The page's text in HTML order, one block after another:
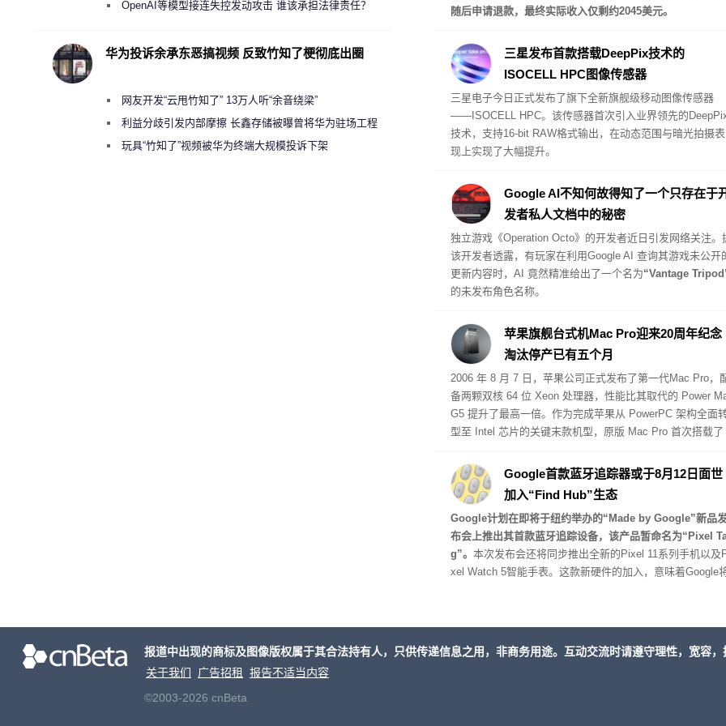
随后申请退款，最终实际收入仅剩约2045美元。
三星发布首款搭载DeepPix技术的
ISOCELL HPC图像传感器
三星电子今日正式发布了旗下全新旗舰级移动图像传感器
——ISOCELL HPC。该传感器首次引入业界领先的
技术，支持16-bit RAW格式输出，在动态范围与暗光拍摄表
现上实现了大幅提升。
Google AI不知何故得知了一个只存在于
发者私人文档中的秘密
独立游戏《Operation Octo》的开发者近日引发网络关注。
该开发者透露，有玩家在利用Google AI 查询其游戏未公开
更新内容时，AI 竟然精准给出了一个名为“Vantage
的未发布角色名称。
苹果旗舰台式机Mac Pro迎来20周年纪念
淘汰停产已有五个月
2006 年 8 月 7 日，苹果公司正式发布了第一代Mac Pro，
备两颗双核 64 位 Xeon 处理器，性能比其取代的 Power
G5 提升了最高一倍。作为完成苹果从 PowerPC 架构全面
型至 Intel 芯片的关键末款机型，原版 Mac Pro 首次搭载了
Google首款蓝牙追踪器或于8月12日面世
加入“Find Hub”生态
Google计划在即将于纽约举办的“Made by Google”新品
布会上推出其首款蓝牙追踪设备，该产品暂命名为“Pixel
g”。 本次发布会还将同步推出全新的Pixel 11系列手机以及
xel Watch 5智能手表。这款新硬件的加入，意味着Google
“反乌托邦”
OpenAI等模型接连失控发动攻击 谁该承担法律责任？
华为投诉余承东恶搞视频 反致竹知了梗彻底出圈
网友开发“云甩竹知了” 13万人听“余音绕梁”
利益分歧引发内部摩擦 长鑫存储被曝曾将华为驻场工程
师驱逐出研发基地
玩具“竹知了”视频被华为终端大规模投诉下架
报道中出现的商标及图像版权属于其合法持有人，只供传递信息之用，非商务用途。互动交流时请遵守理性，宽容，
关于我们
广告招租
报告不适当内容
©2003-2026 cnBeta